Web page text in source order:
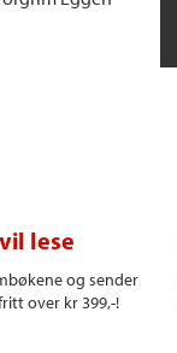
lese
og sender
over kr 399,-!